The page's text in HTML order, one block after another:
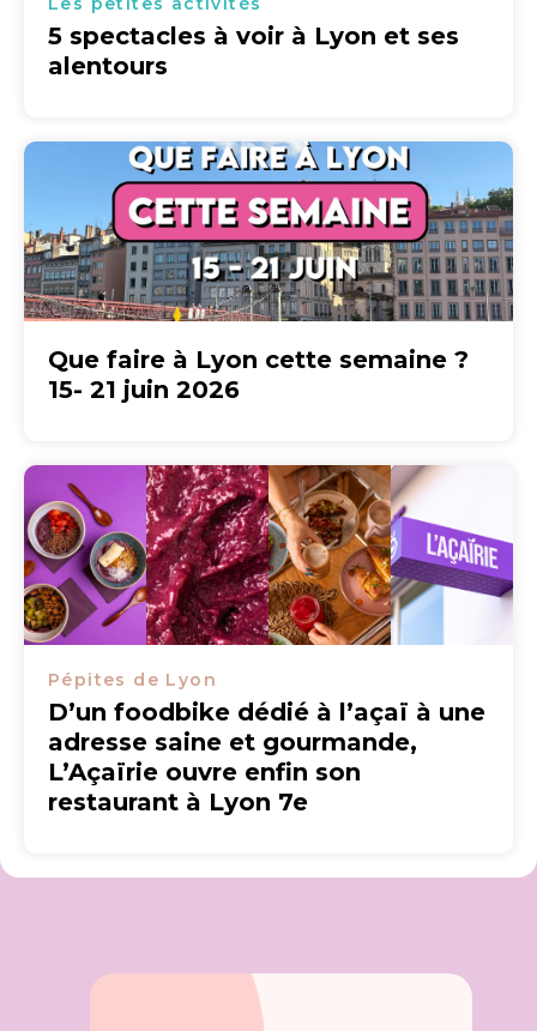
5 spectacles à voir à Lyon et ses
alentours
Que faire à Lyon cette semaine ?
15- 21 juin 2026
Pépites de Lyon
D’un foodbike dédié à l’açaï à une
adresse saine et gourmande,
L’Açaïrie ouvre enfin son
restaurant à Lyon 7e